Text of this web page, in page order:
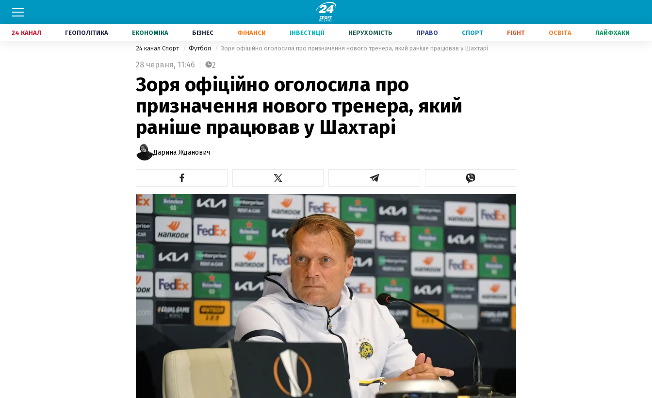
24 КАНАЛ ГЕОПОЛІТИКА ЕКОНОМІКА БІЗНЕС ФІНАНСИ ІНВЕСТИЦІЇ НЕРУХОМІСТЬ ПРАВО СПОРТ FIGHT ОСВІТА ЛАЙФХАКИ
24 канал Спорт Футбол Зоря офіційно оголосила про призначення нового тренера, який раніше працював у Шахтарі
28 червня, 11:46 2
Зоря офіційно оголосила про
призначення нового тренера, який
раніше працював у Шахтарі
Дарина Жданович